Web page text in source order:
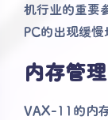
机行业的重要
PC的出现缓
内存管理
VAX-11的内